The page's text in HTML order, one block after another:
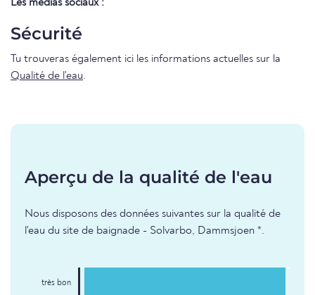
Les médias sociaux :
Sécurité
Tu trouveras également ici les informations actuelles sur la
Qualité de l'eau.
Aperçu de la qualité de l'eau
Nous disposons des données suivantes sur la qualité de
l'eau du site de baignade - Solvarbo, Dammsjoen *.
très bon